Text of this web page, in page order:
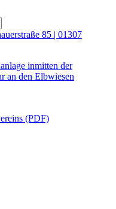
85 | 01307
inmitten der
an den Elbwiesen
(PDF)